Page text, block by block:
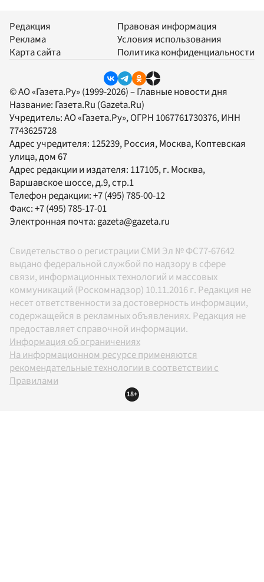
Редакция
Реклама
Карта сайта
Правовая информация
Условия использования
Политика конфиденциальности
© АО «Газета.Ру» (1999-2026) – Главные новости дня
Название: Газета.Ru (Gazeta.Ru)
Учредитель:АО «Газета.Ру», ОГРН 1067761730376, ИНН
7743625728
Адрес учредителя: 125239, Россия, Москва, Коптевская
улица, дом 67
Адрес редакции и издателя: 117105, г. Москва,
Варшавское шоссе, д.9, стр.1
Телефон редакции:+7 (495) 785-00-12
Факс:+7 (495) 785-17-01
Электронная почта: gazeta@gazeta.ru
Свидетельство о регистрации СМИ Эл № ФС77-67642
выдано федеральной службой по надзору в сфере
связи, информационных технологий и массовых
коммуникаций (Роскомнадзор) 10.11.2016 г. Редакция не
несет ответственности за достоверность информации,
содержащейся в рекламных объявлениях. Редакция не
предоставляет справочной информации.
Информация об ограничениях
На информационном ресурсе применяются
рекомендательные технологии в соответствии с
Правилами
18+